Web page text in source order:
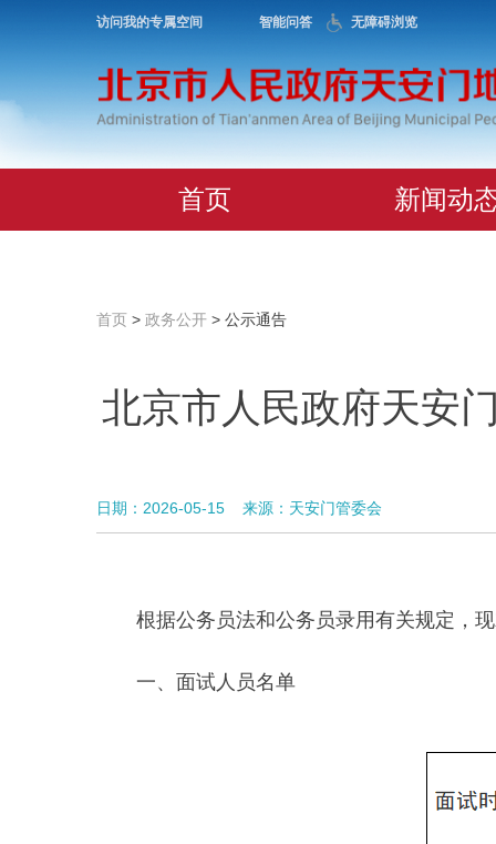
访问我的专属空间 智能问答 无障碍浏览
首页 新闻动
首页 > 政务公开 > 公示通告
北京市人民政府天安
日期：2026-05-15 来源：天安门管委会
根据公务员法和公务员录用有关规定，
一、面试人员名单